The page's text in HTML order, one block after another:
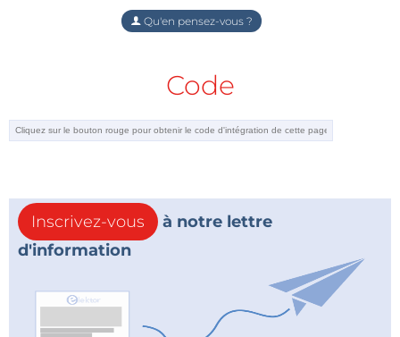
Qu'en pensez-vous ?
Code
Inscrivez-vous
à notre lettre
d'information